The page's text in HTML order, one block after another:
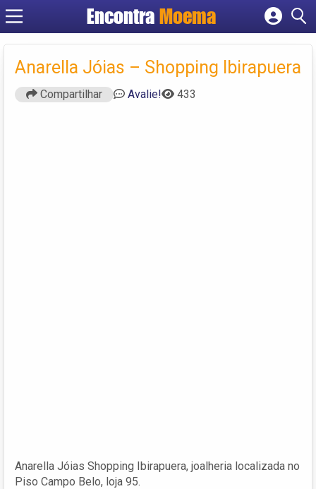
Encontra Moema
Criar conta
Anarella Jóias – Shopping Ibirapuera
Compartilhar Avalie! 433
Anarella Jóias Shopping Ibirapuera, joalheria localizada no
Piso Campo Belo, loja 95.